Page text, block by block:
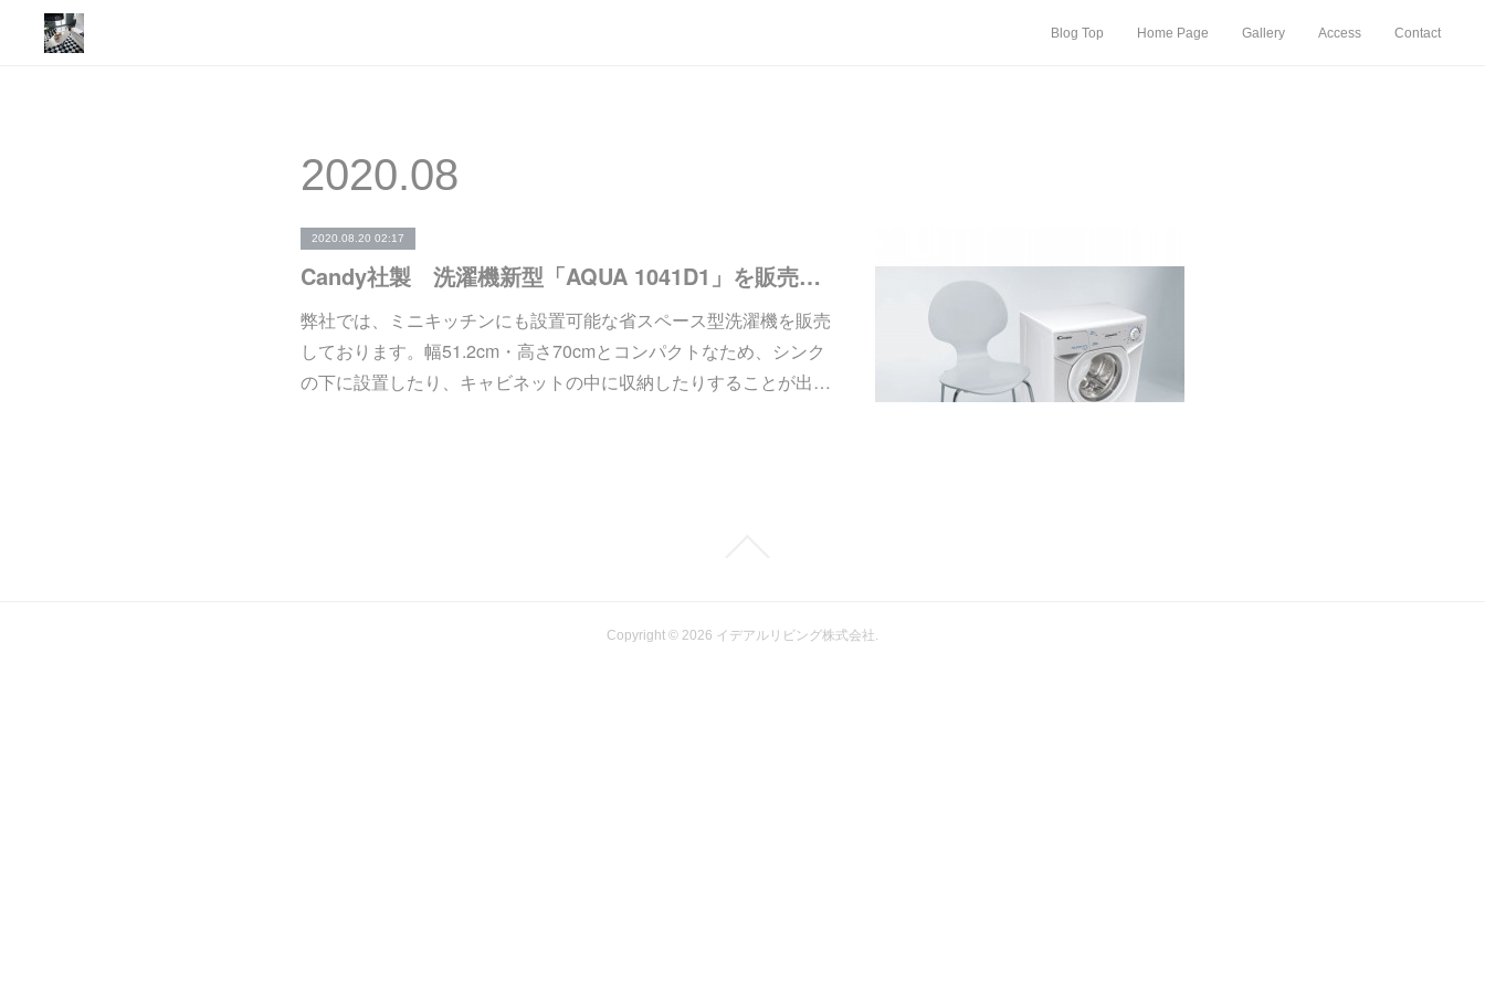
Blog Top Home Page Gallery Access Contact
2020.08
2020.08.20 02:17
Candy社製 洗濯機新型「AQUA 1041D1」を販売中です
弊社では、ミニキッチンにも設置可能な省スペース型洗濯機を販売
しております。幅51.2cm・高さ70cmとコンパクトなため、シンク
の下に設置したり、キャビネットの中に収納したりすることが出…
Copyright © 2026 イデアルリビング株式会社.